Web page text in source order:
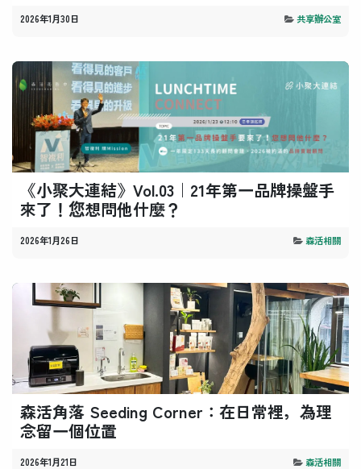
2026年1月30日 共享辦公室
《小聚大連結》Vol.03｜21年第一品牌操盤手
來了！您想問他什麼？
2026年1月26日 森活相關
森活角落 Seeding Corner：在日常裡，為理
念留一個位置
2026年1月21日 森活相關